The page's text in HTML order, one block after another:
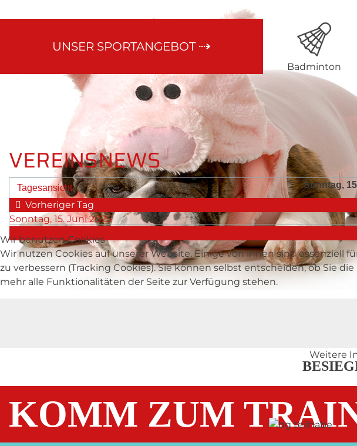
DU
KOMM ZUM
UNSER SPORTANGEBOT
Badminton
VEREINSNEWS
Tagesansicht Sonntag,
Vorheriger Tag
Sonntag, 15. Juni 2025
Wir benutzen Cookies
Wir nutzen Cookies auf unserer Website. Einige von ihnen sind essenziell
zu verbessern (Tracking Cookies). Sie können selbst entscheiden, ob Sie
mehr alle Funktionalitäten der Seite zur Verfügung stehen.
Weitere